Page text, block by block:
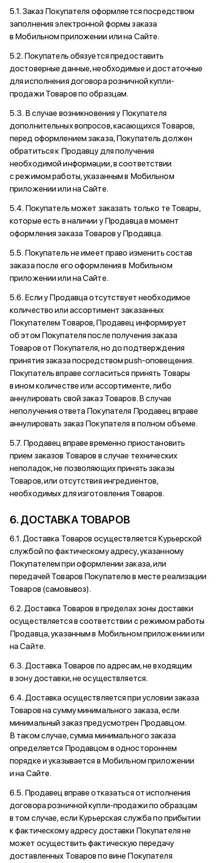
5.1. Заказ Покупателя оформляется посредством
заполнения электронной формы заказа
в Мобильном приложении или на Сайте.
5.2. Покупатель обязуется предоставить
достоверные данные, необходимые и достаточные
для исполнения договора розничной купли-
продажи Товаров по образцам.
5.3. В случае возникновения у Покупателя
дополнительных вопросов, касающихся Товаров,
перед оформлением заказа, Покупатель должен
обратиться к Продавцу для получения
необходимой информации, в соответствии
с режимом работы, указанным в Мобильном
приложении или на Сайте.
5.4. Покупатель может заказать только те Товары,
которые есть в наличии у Продавца в момент
оформления заказа Товаров у Продавца.
5.5. Покупатель не имеет право изменить состав
заказа после его оформления в Мобильном
приложении или на Сайте.
5.6. Если у Продавца отсутствует необходимое
количество или ассортимент заказанных
Покупателем Товаров, Продавец информирует
об этом Покупателя после получения заказа
Товаров от Покупателя, но до подтверждения
принятия заказа посредством push-оповещения.
Покупатель вправе согласиться принять Товары
в ином количестве или ассортименте, либо
аннулировать свой заказ Товаров. В случае
неполучения ответа Покупателя Продавец вправе
аннулировать заказ Покупателя в полном объеме.
5.7. Продавец вправе временно приостановить
прием заказов Товаров в случае технических
неполадок, не позволяющих принять заказы
Товаров, или отсутствия ингредиентов,
необходимых для изготовления Товаров.
6. ДОСТАВКА ТОВАРОВ
6.1. Доставка Товаров осуществляется Курьерской
службой по фактическому адресу, указанному
Покупателем при оформлении заказа, или
передачей Товаров Покупателю в месте реализации
Товаров (самовывоз).
6.2. Доставка Товаров в пределах зоны доставки
осуществляется в соответствии с режимом работы
Продавца, указанным в Мобильном приложении или
на Сайте.
6.3. Доставка Товаров по адресам, не входящим
в зону доставки, не осуществляется.
6.4. Доставка осуществляется при условии заказа
Товаров на сумму минимального заказа, если
минимальный заказ предусмотрен Продавцом.
В таком случае, сумма минимального заказа
определяется Продавцом в одностороннем
порядке и указывается в Мобильном приложении
и на Сайте.
6.5. Продавец вправе отказаться от исполнения
договора розничной купли-продажи по образцам
в том случае, если Курьерская служба по прибытии
к фактическому адресу доставки Покупателя не
может осуществить фактическую передачу
доставленных Товаров по вине Покупателя